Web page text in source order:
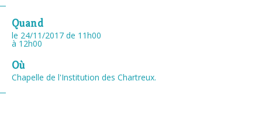
Quand
le 24/11/2017 de 11h00
à 12h00
Où
Chapelle de l'Institution des Chartreux.